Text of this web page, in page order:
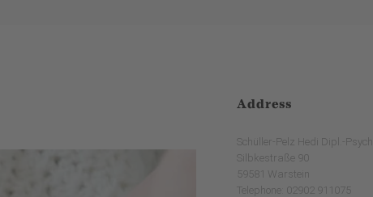
Address
Schüller-Pelz Hedi Dipl.-Psych.
Silbkestraße 90
59581 Warstein
Telephone: 02902 911075